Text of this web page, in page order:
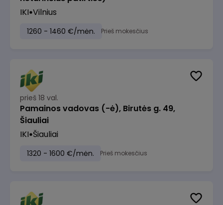
IKI Vilnius
1260 - 1460 €/mėn. Prieš mokesčius
prieš 18 val.
Pamainos vadovas (-ė), Birutės g. 49,
Šiauliai
IKI Šiauliai
1320 - 1600 €/mėn. Prieš mokesčius